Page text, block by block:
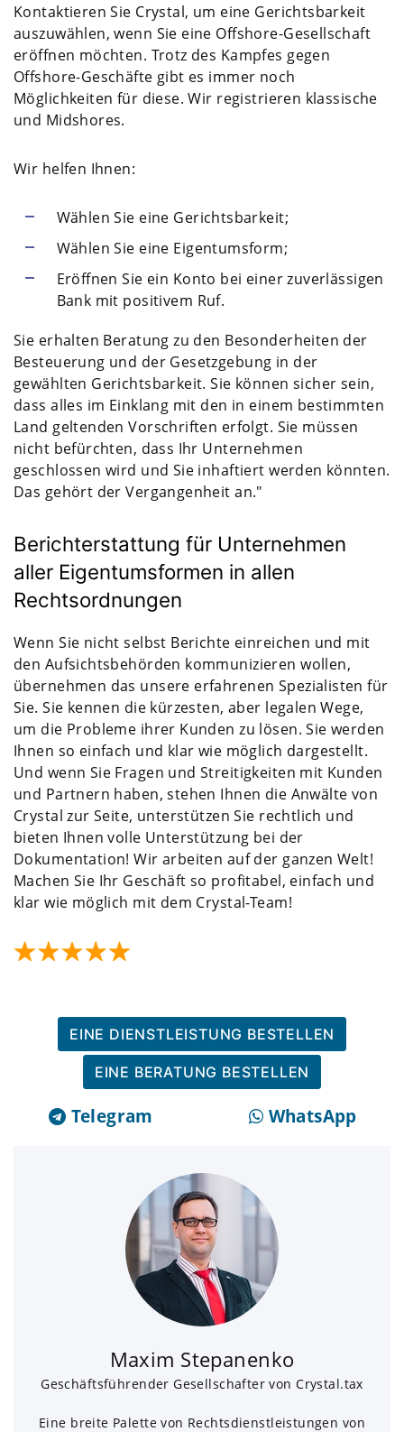
Kontaktieren Sie Crystal, um eine Gerichtsbarkeit
auszuwählen, wenn Sie eine Offshore-Gesellschaft
eröffnen möchten. Trotz des Kampfes gegen
Offshore-Geschäfte gibt es immer noch
Möglichkeiten für diese. Wir registrieren klassische
und Midshores.
Wir helfen Ihnen:
Wählen Sie eine Gerichtsbarkeit;
Wählen Sie eine Eigentumsform;
Eröffnen Sie ein Konto bei einer zuverlässigen
Bank mit positivem Ruf.
Sie erhalten Beratung zu den Besonderheiten der
Besteuerung und der Gesetzgebung in der
gewählten Gerichtsbarkeit. Sie können sicher sein,
dass alles im Einklang mit den in einem bestimmten
Land geltenden Vorschriften erfolgt. Sie müssen
nicht befürchten, dass Ihr Unternehmen
geschlossen wird und Sie inhaftiert werden könnten.
Das gehört der Vergangenheit an."
Berichterstattung für Unternehmen
aller Eigentumsformen in allen
Rechtsordnungen
Wenn Sie nicht selbst Berichte einreichen und mit
den Aufsichtsbehörden kommunizieren wollen,
übernehmen das unsere erfahrenen Spezialisten für
Sie. Sie kennen die kürzesten, aber legalen Wege,
um die Probleme ihrer Kunden zu lösen. Sie werden
Ihnen so einfach und klar wie möglich dargestellt.
Und wenn Sie Fragen und Streitigkeiten mit Kunden
und Partnern haben, stehen Ihnen die Anwälte von
Crystal zur Seite, unterstützen Sie rechtlich und
bieten Ihnen volle Unterstützung bei der
Dokumentation! Wir arbeiten auf der ganzen Welt!
Machen Sie Ihr Geschäft so profitabel, einfach und
klar wie möglich mit dem Crystal-Team!
EINE DIENSTLEISTUNG BESTELLEN
EINE BERATUNG BESTELLEN
Telegram WhatsApp
Maxim Stepanenko
Geschäftsführender Gesellschafter von Crystal.tax
Eine breite Palette von Rechtsdienstleistungen von